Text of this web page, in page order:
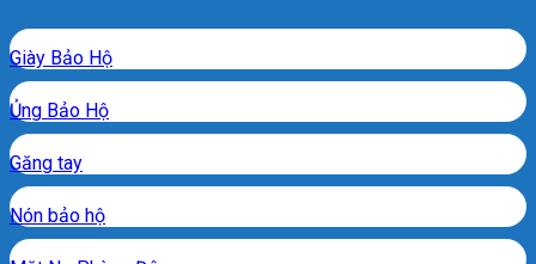
Giày Bảo Hộ
Ủng Bảo Hộ
Găng tay
Nón bảo hộ